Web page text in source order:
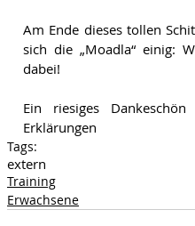
Am Ende dieses tollen
sich die „Moadla“ einig:
dabei!
Ein riesiges
Erklärungen
Tags:
extern
Training
Erwachsene